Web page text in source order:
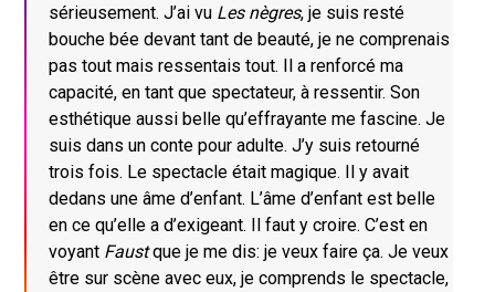
sérieusement. J’ai vu Les nègres, je suis resté
bouche bée devant tant de beauté, je ne comprenais
pas tout mais ressentais tout. Il a renforcé ma
capacité, en tant que spectateur, à ressentir. Son
esthétique aussi belle qu’effrayante me fascine. Je
suis dans un conte pour adulte. J’y suis retourné
trois fois. Le spectacle était magique. Il y avait
dedans une âme d’enfant. L’âme d’enfant est belle
en ce qu’elle a d’exigeant. Il faut y croire. C’est en
voyant Faustque je me dis: je veux faire ça. Je veux
être sur scène avec eux, je comprends le spectacle,